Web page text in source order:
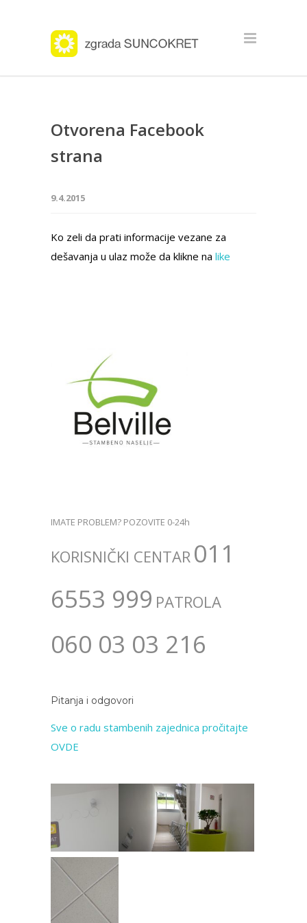
Otvorena Facebook
strana
9.4.2015
Ko zeli da prati informacije vezane za
dešavanja u ulaz može da klikne na like
IMATE PROBLEM? POZOVITE 0-24h
KORISNIČKI CENTAR 011
6553 999 PATROLA
060 03 03 216
Pitanja i odgovori
Sve o radu stambenih zajednica pročitajte
OVDE